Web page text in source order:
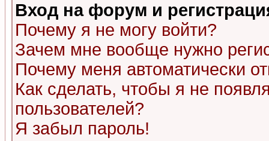
Вход на форум и
Почему я не могу войти?
Зачем мне вообще нужно
Почему меня автоматически
Как сделать, чтобы я не
пользователей?
Я забыл пароль!